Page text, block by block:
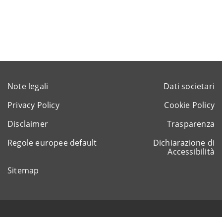
Note legali
Dati societari
Privacy Policy
Cookie Policy
Disclaimer
Trasparenza
Regole europee default
Dichiarazione di
Accessibilità
Sitemap